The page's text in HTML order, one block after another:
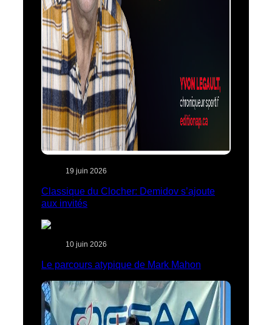
19 juin 2026
Classique du Clocher: Demidov s’ajoute
aux invités
10 juin 2026
Le parcours atypique de Mark Mahon